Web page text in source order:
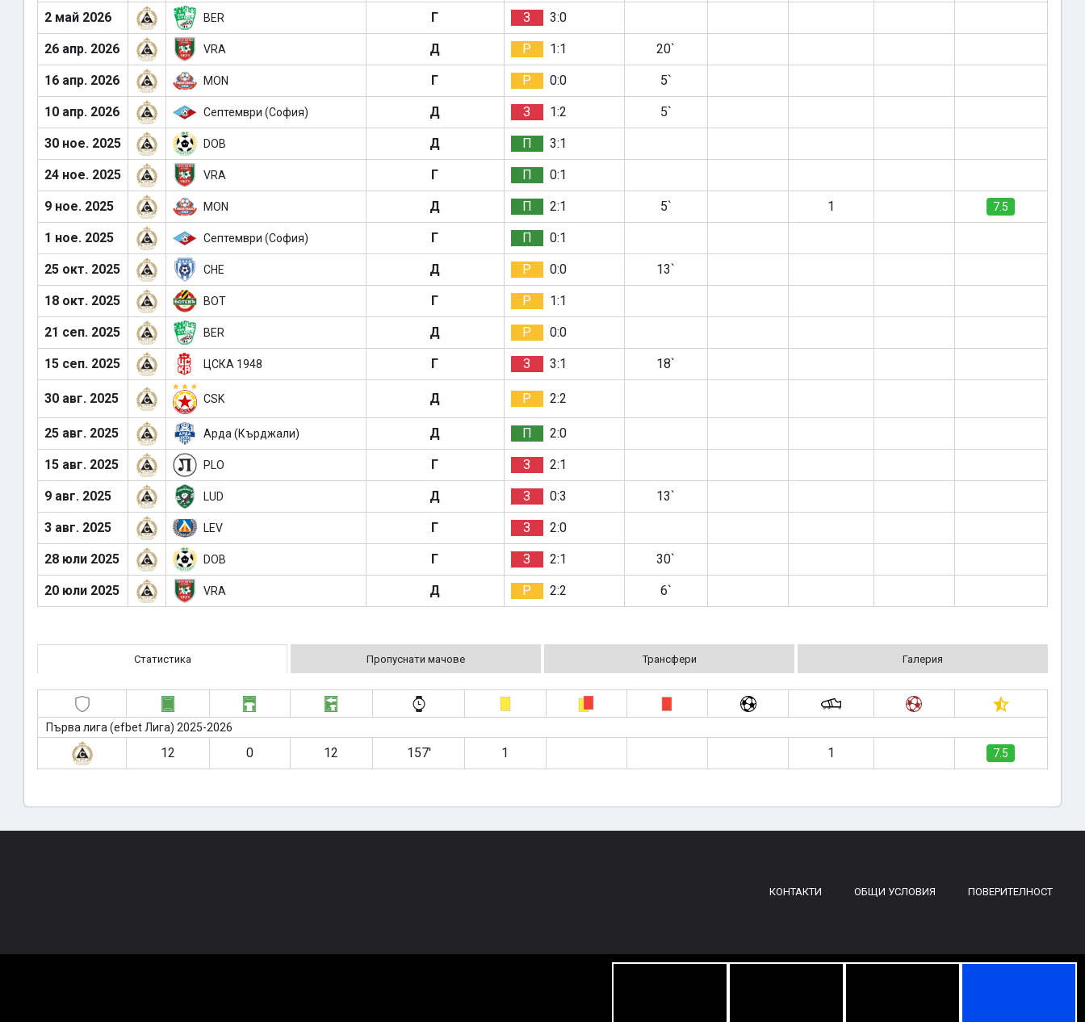
2 май 2026 BER Г З 3:0
26 апр. 2026 VRA Д Р 1:1 20`
16 апр. 2026 MON Г Р 0:0 5`
10 апр. 2026 Септември (София) Д З 1:2 5`
30 ное. 2025 DOB Д П 3:1
24 ное. 2025 VRA Г П 0:1
9 ное. 2025 MON Д П 2:1 5` 1 7.5
1 ное. 2025 Септември (София) Г П 0:1
25 окт. 2025 CHE Д Р 0:0 13`
18 окт. 2025 BOT Г Р 1:1
21 сеп. 2025 BER Д Р 0:0
15 сеп. 2025 ЦСКА 1948 Г З 3:1 18`
30 авг. 2025 CSK Д Р 2:2
25 авг. 2025 Арда (Кърджали) Д П 2:0
15 авг. 2025 PLO Г З 2:1
9 авг. 2025 LUD Д З 0:3 13`
3 авг. 2025 LEV Г З 2:0
28 юли 2025 DOB Г З 2:1 30`
20 юли 2025 VRA Д Р 2:2 6`
Статистика Пропуснати мачове Трансфери Галерия
Първа лига (efbet Лига) 2025-2026
12 0 12 157′ 1 1 7.5
КОНТАКТИ ОБЩИ УСЛОВИЯ ПОВЕРИТЕЛНОСТ